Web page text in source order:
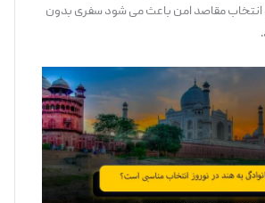
مقاصد امن باعث می ‌شود سفری بدون